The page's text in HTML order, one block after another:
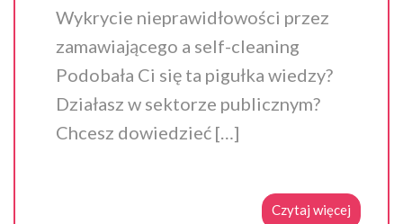
Wykrycie nieprawidłowości przez
zamawiającego a self-cleaning
Podobała Ci się ta pigułka wiedzy?
Działasz w sektorze publicznym?
Chcesz dowiedzieć […]
Czytaj więcej